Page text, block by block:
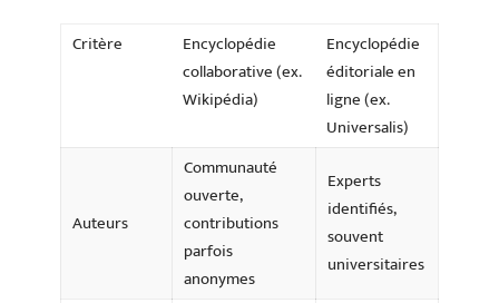
Critère
Encyclopédie
collaborative (ex.
Wikipédia)
Encyclopédie
éditoriale en
ligne (ex.
Universalis)
Auteurs
Communauté
ouverte,
contributions
parfois
anonymes
Experts
identifiés,
souvent
universitaires